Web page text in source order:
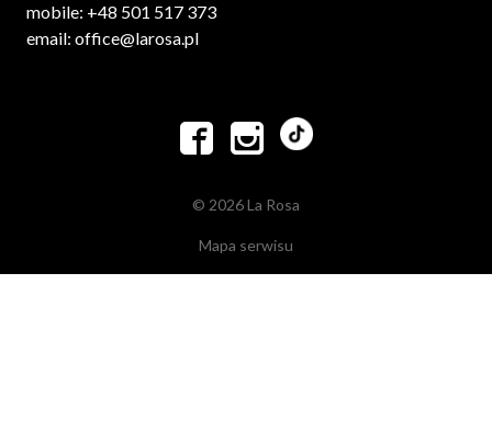
mobile: +48 501 517 373
email: office@larosa.pl
 
© 2026 La Rosa
Mapa serwisu